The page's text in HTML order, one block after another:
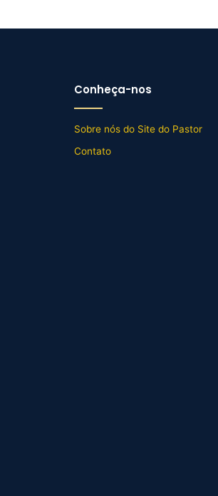
Conheça-nos
Sobre nós do Site do Pastor
Contato